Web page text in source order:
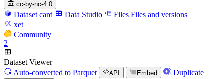
cc-by-nc-4.0
Dataset card Data Studio Files Files and versions
xet
Community
2
Dataset Viewer
Auto-converted to Parquet API Embed Duplicate